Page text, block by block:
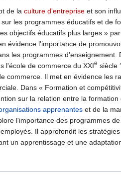
de la culture d'entreprise et son
les programmes éducatifs et
objectifs éducatifs plus larges »
évidence l'importance de
les programmes d'enseignement.
l'école de commerce du XXIe siècle
commerce. Il met en évidence les
Dans « Formation et
sur la relation entre la
apprenantes et de la
l'importance des programmes
Il approfondit les
un apprentissage et une